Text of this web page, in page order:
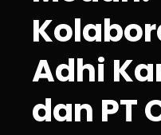
Adhi
dan PT